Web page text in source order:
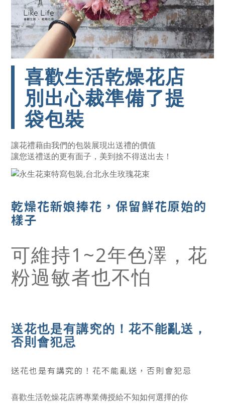
喜歡生活乾燥花店
別出心裁準備了提
袋包裝
讓花禮藉由我們的包裝展現出送禮的價值
讓您送禮送的更有面子，美到捨不得送出去！
乾燥花新娘捧花 ，保留鮮花原始的
樣子
可維持1~2年色澤，花
粉過敏者也不怕
送花也是有講究的！花不能亂送，
否則會犯忌
送花也是有講究的！花不能亂送，否則會犯忌
喜歡生活乾燥花店將專業傳授給不知如何選擇的你